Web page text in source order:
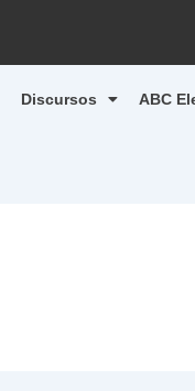
Discursos ABC